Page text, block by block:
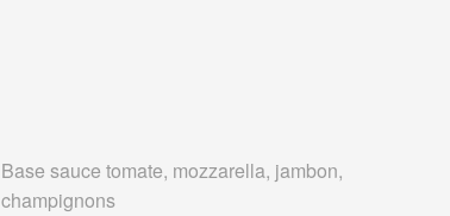
Base sauce tomate, mozzarella, jambon,
champignons